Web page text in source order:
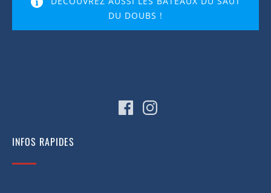
DU DOUBS !
INFOS RAPIDES